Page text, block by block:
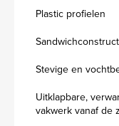
Plastic profielen
Stevige en
Uitklapbare,
vakwerk vanaf de